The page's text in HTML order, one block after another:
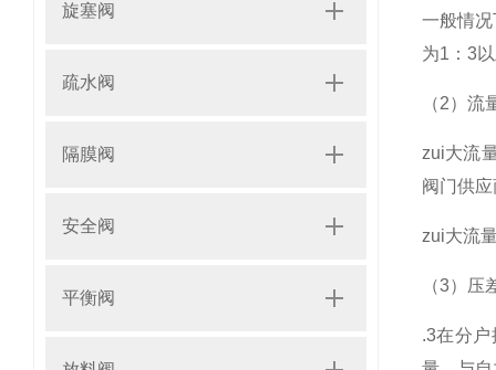
旋塞阀
疏水阀
隔膜阀
安全阀
平衡阀
一般情
为1：3
（2）
zui大流
阀门供
zui大流
（3）
.3在分